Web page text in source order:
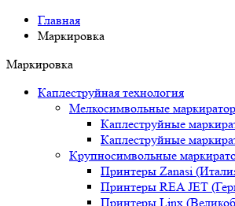
Главная
Маркировка
Маркировка
Каплеструйная технология
Мелкосимвольные
Каплеструйные
Каплеструйные
Крупносимвольные
Принтеры Zanasi
Принтеры REA JET
Принтеры Linx